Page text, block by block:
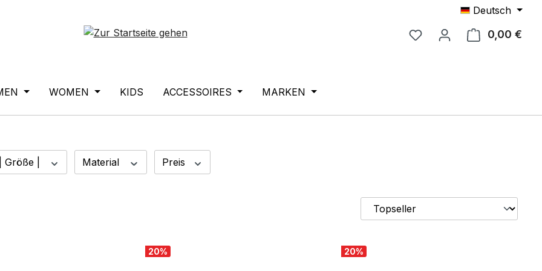
Deutsch
0,00 €
WOMEN KIDS ACCESSOIRES MARKEN
| Größe | Material Preis
20% 20%